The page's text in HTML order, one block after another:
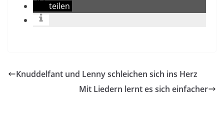
teilen
Knuddelfant und Lenny schleichen sich ins Herz
Mit Liedern lernt es sich einfacher